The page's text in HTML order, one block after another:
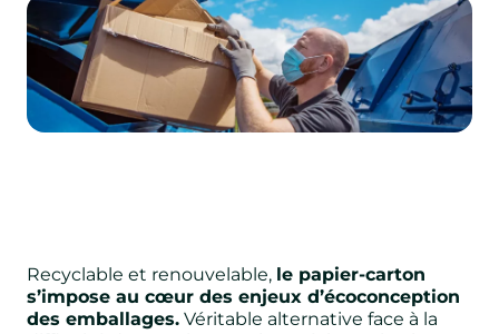
Recyclable et renouvelable, le papier-carton
s’impose au cœur des enjeux d’écoconception
des emballages. Véritable alternative face à la